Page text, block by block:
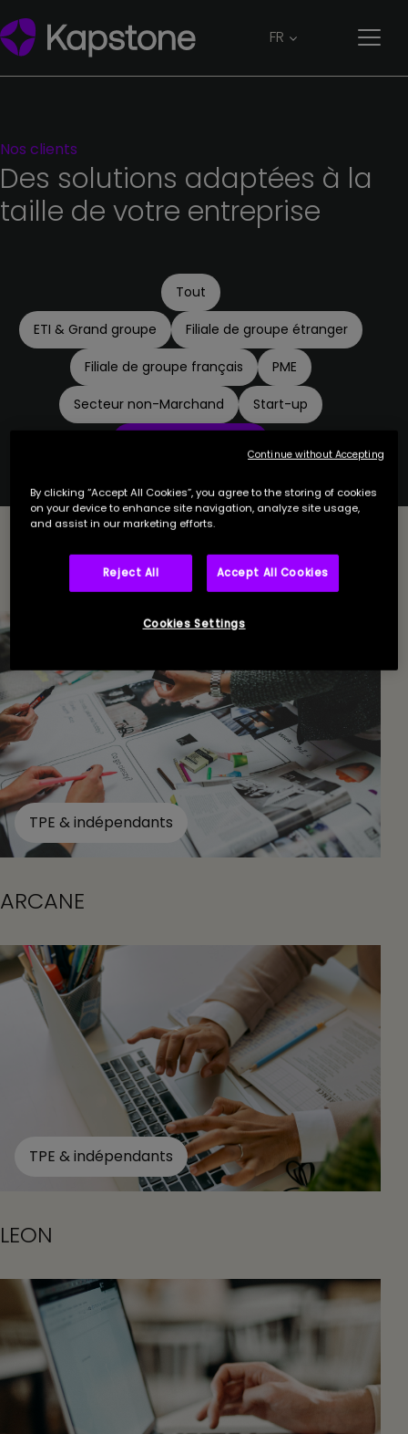
FR
Nos clients
Des solutions adaptées à la
taille de votre entreprise
Tout
ETI & Grand groupe Filiale de groupe étranger
Filiale de groupe français PME
Secteur non-Marchand Start-up
TPE & indépendants
ARCANE
TPE & indépendants
LEON
By clicking “Accept All Cookies”, you agree to the storing of cookies
on your device to enhance site navigation, analyze site usage,
and assist in our marketing efforts.
Reject All Accept All Cookies
Cookies Settings
Continue without Accepting